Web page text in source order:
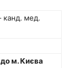
канд. мед.
м. Києва